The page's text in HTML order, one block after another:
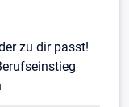
zu dir passt!